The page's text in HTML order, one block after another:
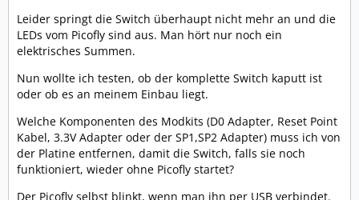
Leider springt die Switch überhaupt nicht mehr an und die
LEDs vom Picofly sind aus. Man hört nur noch ein
elektrisches Summen.
Nun wollte ich testen, ob der komplette Switch kaputt ist
oder ob es an meinem Einbau liegt.
Welche Komponenten des Modkits (D0 Adapter, Reset Point
Kabel, 3.3V Adapter oder der SP1,SP2 Adapter) muss ich von
der Platine entfernen, damit die Switch, falls sie noch
funktioniert, wieder ohne Picofly startet?
Der Picofly selbst blinkt, wenn man ihn per USB verbindet.